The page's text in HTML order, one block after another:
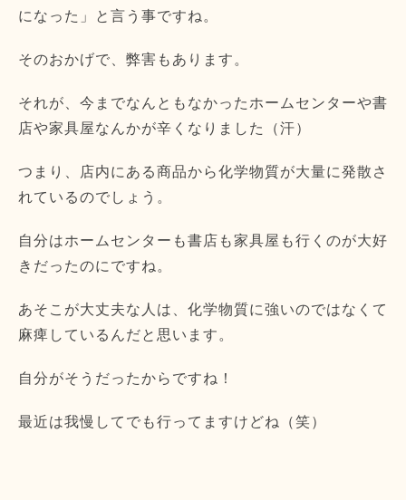
になった」
と言う事ですね。
そのおかげで、弊害もあります。
それが、 今までなんともなかったホームセンターや書
店や家具屋なんかが辛 くなりました（汗）
つまり、
店内にある商品から化学物質が大量に発散さ
れているのでしょう。
自分はホームセンターも書店も家具屋も行くのが大好
きだったのに ですね。
あそこが大丈夫な人は、 化学物質に強いのではなくて
麻痺しているんだと思います。
自分がそうだったからですね！
最近は我慢してでも行ってますけどね（笑）